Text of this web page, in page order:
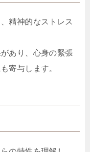
精神的なストレス
あり、心身の緊張
寄与します。